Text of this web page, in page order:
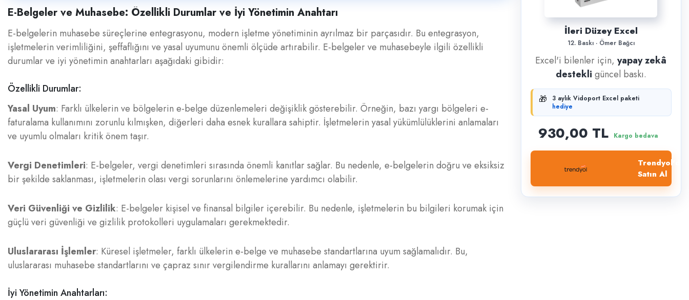
E-Belgeler ve Muhasebe: Özellikli Durumlar ve İyi Yönetimin Anahtarı
E-belgelerin muhasebe süreçlerine entegrasyonu, modern işletme yönetiminin ayrılmaz bir parçasıdır. Bu entegrasyon,
işletmelerin verimliliğini, şeffaflığını ve yasal uyumunu önemli ölçüde artırabilir. E-belgeler ve muhasebeyle ilgili özellikli
durumlar ve iyi yönetimin anahtarları aşağıdaki gibidir:
Özellikli Durumlar:
Yasal Uyum: Farklı ülkelerin ve bölgelerin e-belge düzenlemeleri değişiklik gösterebilir. Örneğin, bazı yargı bölgeleri e-
faturalama kullanımını zorunlu kılmışken, diğerleri daha esnek kurallara sahiptir. İşletmelerin yasal yükümlülüklerini anlamaları
ve uyumlu olmaları kritik önem taşır.
Vergi Denetimleri: E-belgeler, vergi denetimleri sırasında önemli kanıtlar sağlar. Bu nedenle, e-belgelerin doğru ve eksiksiz
bir şekilde saklanması, işletmelerin olası vergi sorunlarını önlemelerine yardımcı olabilir.
Veri Güvenliği ve Gizlilik: E-belgeler kişisel ve finansal bilgiler içerebilir. Bu nedenle, işletmelerin bu bilgileri korumak için
güçlü veri güvenliği ve gizlilik protokolleri uygulamaları gerekmektedir.
Uluslararası İşlemler: Küresel işletmeler, farklı ülkelerin e-belge ve muhasebe standartlarına uyum sağlamalıdır. Bu,
uluslararası muhasebe standartlarını ve çapraz sınır vergilendirme kurallarını anlamayı gerektirir.
İyi Yönetimin Anahtarları:
İleri Düzey Excel
12. Baskı · Ömer Bağcı
Excel'i bilenler için,yapay zekâ
destekli güncel baskı.
🎁
3 aylık Vidoport Excel paketi
hediye
930,00 TL Kargo bedava
Trendyol'dan
Satın Al